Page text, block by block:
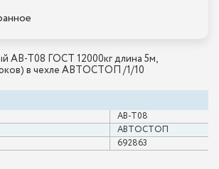
AB-T08 ГОСТ 12000кг длина 5м,
в чехле АВТОСТОП /1/10
AB-T08
АВТОСТОП
692863